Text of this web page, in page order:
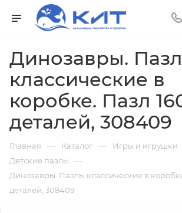
Динозавры.
классические в
коробке. Пазл
деталей, 308409
Главная — Каталог — Игры и игрушки
Детские пазлы —
Динозавры. Пазлы классические в
деталей, 308409